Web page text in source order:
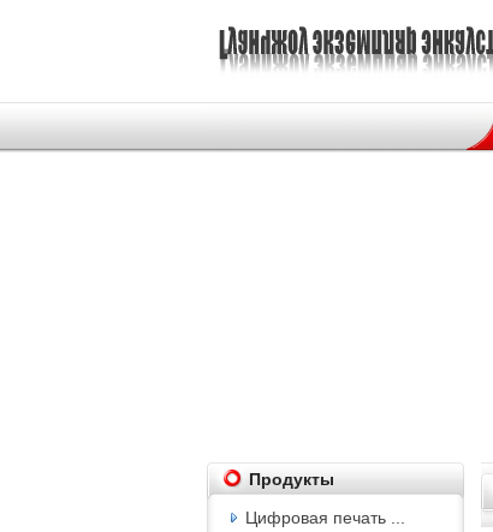
Продукты
Цифровая печать ...